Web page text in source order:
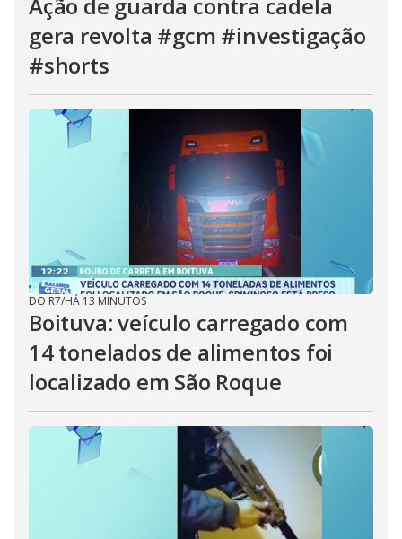
gera revolta #gcm #investigação
#shorts
DO R7/HÁ 13 MINUTOS
Boituva: veículo carregado com
14 tonelados de alimentos foi
localizado em São Roque